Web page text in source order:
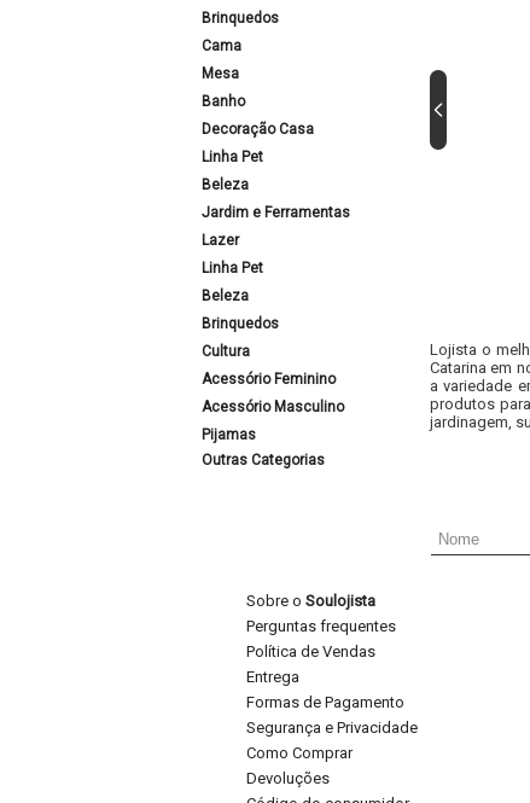
Brinquedos
Cama
Mesa
Banho
Decoração Casa
Linha Pet
Beleza
Jardim e Ferramentas
Lazer
Linha Pet
Beleza
Brinquedos
Cultura
Acessório Feminino
Acessório Masculino
Pijamas
Outras Categorias
Lojista o
Catarina em
a variedade
produtos
jardinagem,
Sobre o Soulojista
Perguntas frequentes
Política de Vendas
Entrega
Formas de Pagamento
Segurança e Privacidade
Como Comprar
Devoluções